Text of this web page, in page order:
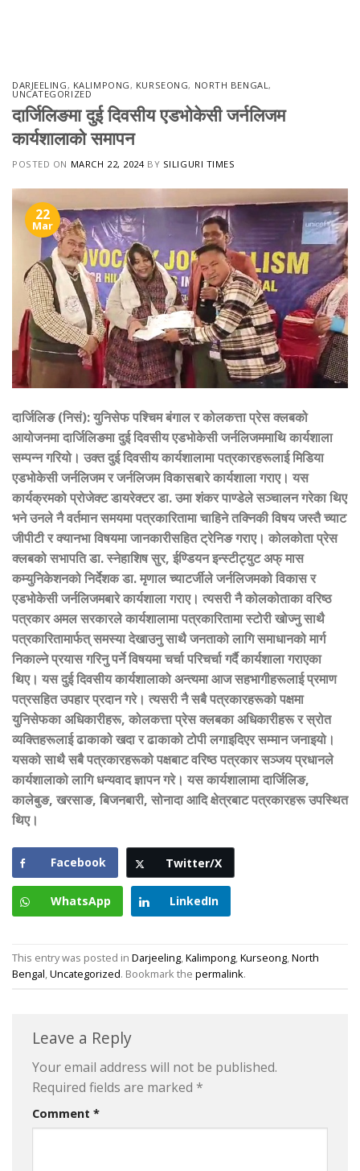
DARJEELING, KALIMPONG, KURSEONG, NORTH BENGAL,
UNCATEGORIZED
दार्जिलिङमा दुई दिवसीय एडभोकेसी जर्नलिजम
कार्यशालाको समापन
POSTED ON MARCH 22, 2024BY SILIGURI TIMES
22
Mar
दार्जिलिङ (निसं): युनिसेफ पश्चिम बंगाल र कोलकत्ता प्रेस क्लबको
आयोजनमा दार्जिलिङमा दुई दिवसीय एडभोकेसी जर्नलिजममाथि कार्यशाला
सम्पन्न गरियो। उक्त दुई दिवसीय कार्यशालामा पत्रकारहरूलाई मिडिया
एडभोकेसी जर्नलिजम र जर्नलिजम विकासबारे कार्यशाला गराए। यस
कार्यक्रमको प्रोजेक्ट डायरेक्टर डा. उमा शंकर पाण्डेले सञ्चालन गरेका थिए
भने उनले नै वर्तमान समयमा पत्रकारितामा चाहिने तक्निकी विषय जस्तै च्याट
जीपीटी र क्यानभा विषयमा जानकारीसहित ट्रेनिङ गराए। कोलकोता प्रेस
क्लबको सभापति डा. स्नेहाशिष सुर, ईण्डियन इन्स्टीट्युट अफ् मास
कम्युनिकेशनको निर्देशक डा. मृणाल च्याटर्जीले जर्नलिजमको विकास र
एडभोकेसी जर्नलिजमबारे कार्यशाला गराए। त्यसरी नै कोलकोताका वरिष्ठ
पत्रकार अमल सरकारले कार्यशालामा पत्रकारितामा स्टोरी खोज्नु साथै
पत्रकारितामार्फत् समस्या देखाउनु साथै जनताको लागि समाधानको मार्ग
निकाल्ने प्रयास गरिनु पर्ने विषयमा चर्चा परिचर्चा गर्दै कार्यशाला गराएका
थिए। यस दुई दिवसीय कार्यशालाको अन्त्यमा आज सहभागीहरूलाई प्रमाण
पत्रसहित उपहार प्रदान गरे। त्यसरी नै सबै पत्रकारहरूको पक्षमा
युनिसेफका अधिकारीहरू, कोलकत्ता प्रेस क्लबका अधिकारीहरू र स्रोत
व्यक्तिहरूलाई ढाकाको खदा र ढाकाको टोपी लगाइदिएर सम्मान जनाइयो।
यसको साथै सबै पत्रकारहरूको पक्षबाट वरिष्ठ पत्रकार सञ्जय प्रधानले
कार्यशालाको लागि धन्यवाद ज्ञापन गरे। यस कार्यशालामा दार्जिलिङ,
कालेबुङ, खरसाङ, बिजनबारी, सोनादा आदि क्षेत्रबाट पत्रकारहरू उपस्थित
थिए।
Facebook Twitter/X
WhatsApp LinkedIn
This entry was posted in Darjeeling,Kalimpong,Kurseong,North
Bengal,Uncategorized. Bookmark the permalink.
Leave a Reply
Your email address will not be published.
Required fields are marked *
Comment *